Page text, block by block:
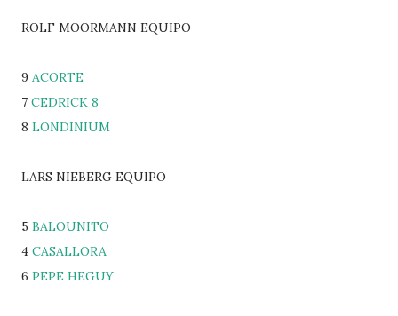
ROLF MOORMANN EQUIPO
9 ACORTE
7 CEDRICK 8
8 LONDINIUM
LARS NIEBERG EQUIPO
5 BALOUNITO
4 CASALLORA
6 PEPE HEGUY